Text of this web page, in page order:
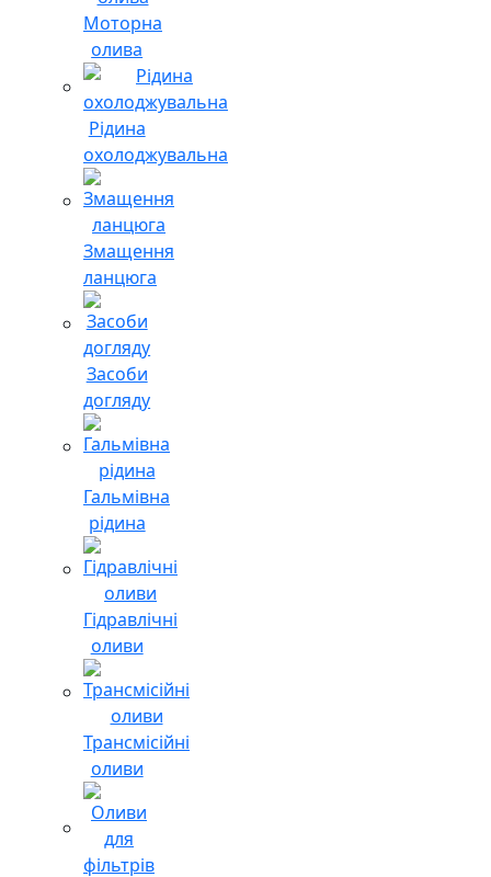
Моторна
олива
Рідина
охолоджувальна
Змащення
ланцюга
Засоби
догляду
Гальмівна
рідина
Гідравлічні
оливи
Трансмісійні
оливи